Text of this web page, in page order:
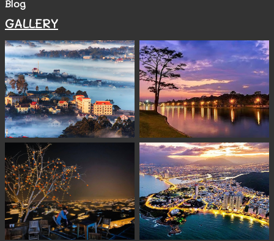
Blog
GALLERY